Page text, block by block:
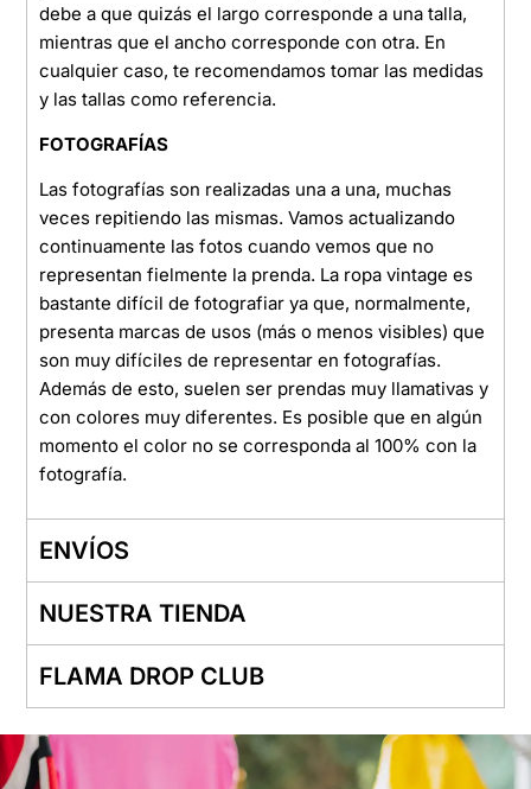
debe a que quizás el largo corresponde a una talla,
mientras que el ancho corresponde con otra. En
cualquier caso, te recomendamos tomar las medidas
y las tallas como referencia.
FOTOGRAFÍAS
Las fotografías son realizadas una a una, muchas
veces repitiendo las mismas. Vamos actualizando
continuamente las fotos cuando vemos que no
representan fielmente la prenda. La ropa vintage es
bastante difícil de fotografiar ya que, normalmente,
presenta marcas de usos (más o menos visibles) que
son muy difíciles de representar en fotografías.
Además de esto, suelen ser prendas muy llamativas y
con colores muy diferentes. Es posible que en algún
momento el color no se corresponda al 100% con la
fotografía.
ENVÍOS
NUESTRA TIENDA
FLAMA DROP CLUB